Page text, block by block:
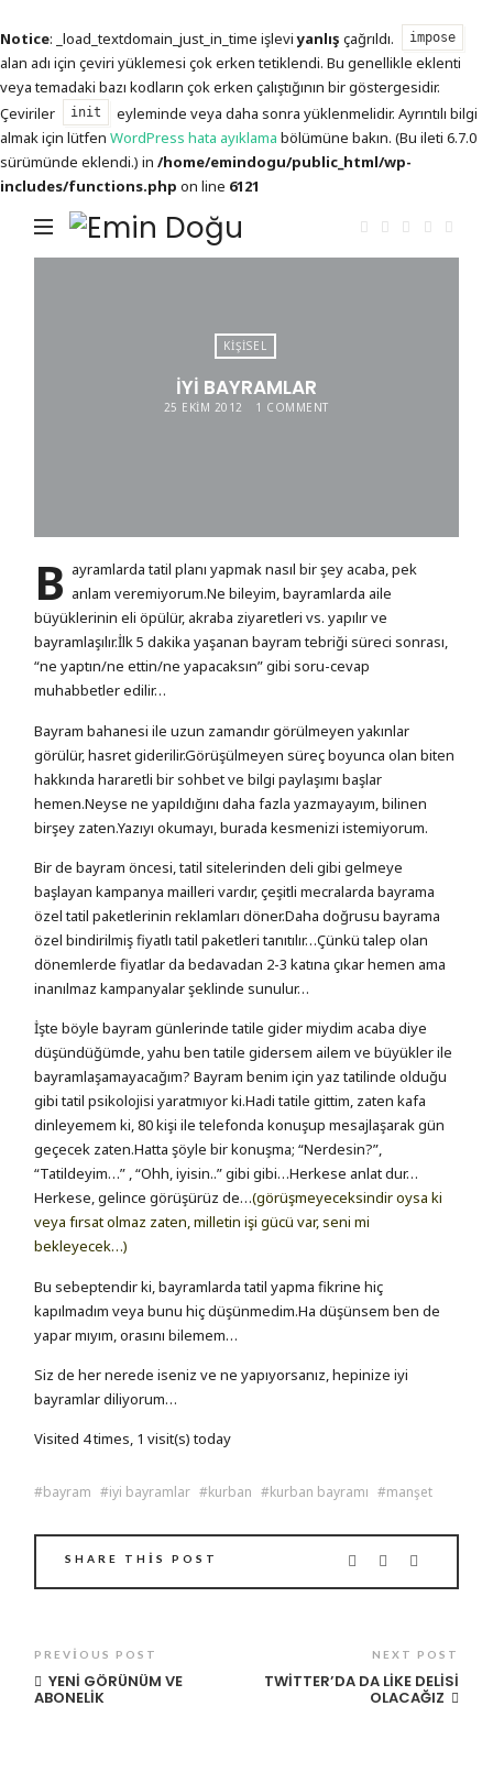
Notice: _load_textdomain_just_in_time işleviyanlış çağrıldı. impose
alan adı için çeviri yüklemesi çok erken tetiklendi. Bu genellikle eklenti
veya temadaki bazı kodların çok erken çalıştığının bir göstergesidir.
Çeviriler
init
eyleminde veya daha sonra yüklenmelidir. Ayrıntılı bilgi
almak için lütfen WordPress hata ayıklama bölümüne bakın. (Bu ileti 6.7.0
sürümünde eklendi.) in /home/emindogu/public_html/wp-
includes/functions.php on line 6121
Doğu
KIŞISEL
İYI BAYRAMLAR
25 EKIM 2012 1 COMMENT
B ayramlarda tatil planı yapmak nasıl bir şey acaba, pek
anlam veremiyorum.Ne bileyim, bayramlarda aile
büyüklerinin eli öpülür, akraba ziyaretleri vs. yapılır ve
bayramlaşılır.İlk 5 dakika yaşanan bayram tebriği süreci sonrası,
“ne yaptın/ne ettin/ne yapacaksın” gibi soru-cevap
muhabbetler edilir…
Bayram bahanesi ile uzun zamandır görülmeyen yakınlar
görülür, hasret giderilir.Görüşülmeyen süreç boyunca olan biten
hakkında hararetli bir sohbet ve bilgi paylaşımı başlar
hemen.Neyse ne yapıldığını daha fazla yazmayayım, bilinen
birşey zaten.Yazıyı okumayı, burada kesmenizi istemiyorum.
Bir de bayram öncesi, tatil sitelerinden deli gibi gelmeye
başlayan kampanya mailleri vardır, çeşitli mecralarda bayrama
özel tatil paketlerinin reklamları döner.Daha doğrusu bayrama
özel bindirilmiş fiyatlı tatil paketleri tanıtılır…Çünkü talep olan
dönemlerde fiyatlar da bedavadan 2-3 katına çıkar hemen ama
inanılmaz kampanyalar şeklinde sunulur…
İşte böyle bayram günlerinde tatile gider miydim acaba diye
düşündüğümde, yahu ben tatile gidersem ailem ve büyükler ile
bayramlaşamayacağım? Bayram benim için yaz tatilinde olduğu
gibi tatil psikolojisi yaratmıyor ki.Hadi tatile gittim, zaten kafa
dinleyemem ki, 80 kişi ile telefonda konuşup mesajlaşarak gün
geçecek zaten.Hatta şöyle bir konuşma; “Nerdesin?”,
“Tatildeyim…” , “Ohh, iyisin..” gibi gibi…Herkese anlat dur…
Herkese, gelince görüşürüz de…(görüşmeyeceksindir oysa ki
veya fırsat olmaz zaten, milletin işi gücü var, seni mi
bekleyecek…)
Bu sebeptendir ki, bayramlarda tatil yapma fikrine hiç
kapılmadım veya bunu hiç düşünmedim.Ha düşünsem ben de
yapar mıyım, orasını bilemem…
Siz de her nerede iseniz ve ne yapıyorsanız, hepinize iyi
bayramlar diliyorum…
Visited 4 times, 1 visit(s) today
bayram iyi bayramlar kurban kurban bayramı manşet
SHARE THIS POST
PREVIOUS POST
YENI GÖRÜNÜM VE
ABONELIK
NEXT POST
TWITTER’DA DA LIKE DELISI
OLACAĞIZ